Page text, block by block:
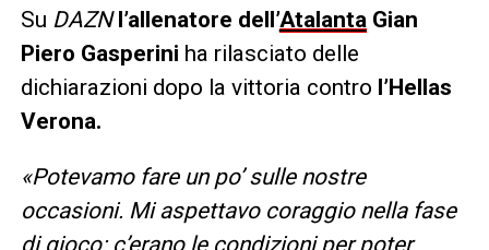
Su DAZN l’allenatore dell’Atalanta Gian
Piero Gasperini ha rilasciato delle
dichiarazioni dopo la vittoria contro l’Hellas
Verona.
«Potevamo fare un po’ sulle nostre
occasioni. Mi aspettavo coraggio nella fase
di gioco: c’erano le condizioni per poter